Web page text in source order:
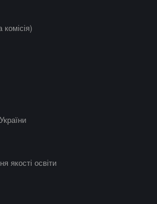
якості освіти